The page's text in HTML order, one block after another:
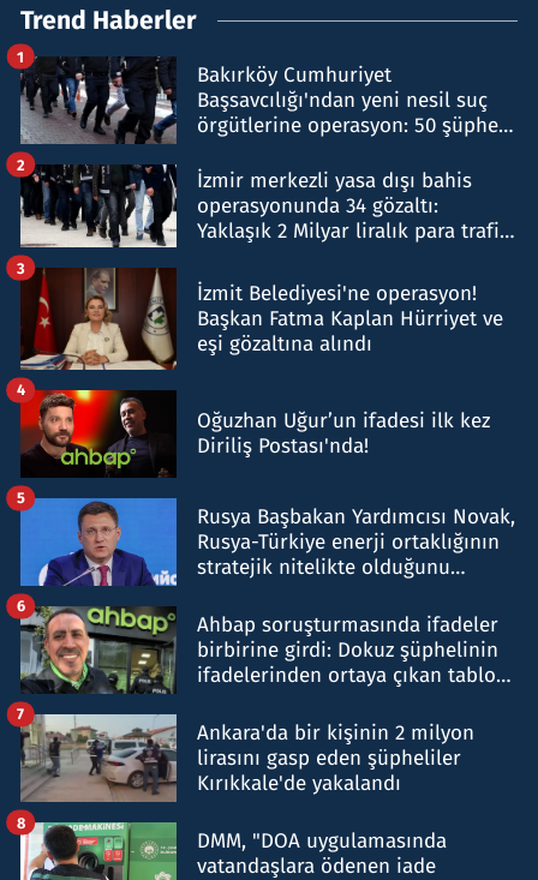
Trend Haberler
Bakırköy Cumhuriyet
Başsavcılığı'ndan yeni nesil suç
örgütlerine operasyon: 50 şüpheli
1
İzmir merkezli yasa dışı bahis
operasyonunda 34 gözaltı:
Yaklaşık 2 Milyar liralık para trafiği
2
İzmit Belediyesi'ne operasyon!
Başkan Fatma Kaplan Hürriyet ve
eşi gözaltına alındı
3
Oğuzhan Uğur’un ifadesi ilk kez
Diriliş Postası'nda!
4
Rusya Başbakan Yardımcısı Novak,
Rusya-Türkiye enerji ortaklığının
stratejik nitelikte olduğunu
5
Ahbap soruşturmasında ifadeler
birbirine girdi: Dokuz şüphelinin
ifadelerinden ortaya çıkan tablo
6
Ankara'da bir kişinin 2 milyon
lirasını gasp eden şüpheliler
Kırıkkale'de yakalandı
7
DMM, "DOA uygulamasında
vatandaşlara ödenen iade
8